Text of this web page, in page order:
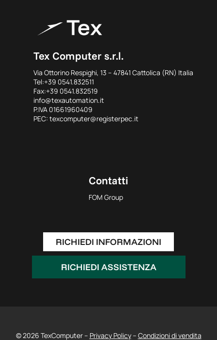
Tex Computer s.r.l.
Via Ottorino Respighi, 13 – 47841 Cattolica (RN) Italia
Tel:+39 0541.832511
Fax:+39 0541.832519
info@texautomation.it
P.IVA 01661960409
PEC: texcomputer@registerpec.it
Contatti
FOM Group
RICHIEDI INFORMAZIONI
RICHIEDI ASSISTENZA
© 2026 TexComputer – Privacy Policy– Condizioni di vendita